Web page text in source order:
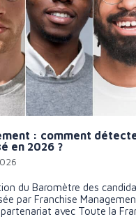
: comment
en 2026 ?
du Baromètre des
par Franchise
avec Toute la